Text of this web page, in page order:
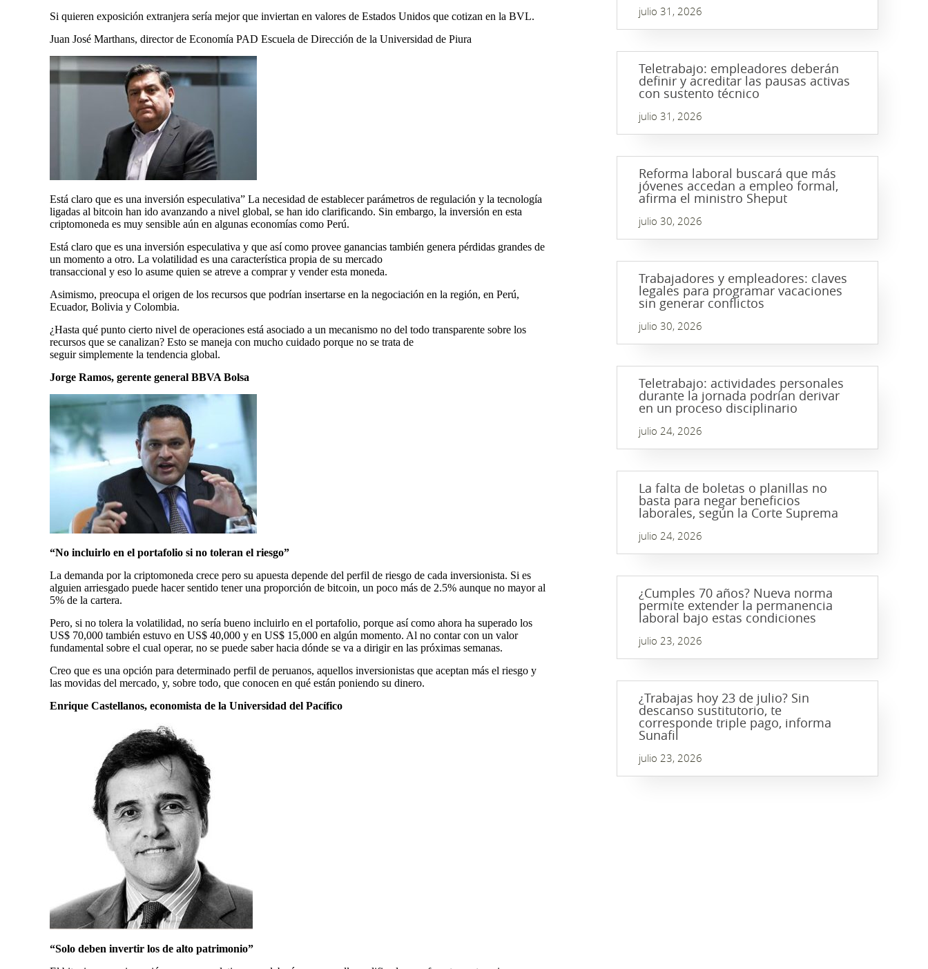
Si quieren exposición extranjera sería mejor que inviertan en valores de Estados Unidos que cotizan en la BVL.
Juan José Marthans, director de Economía PAD Escuela de Dirección de la Universidad de Piura
Está claro que es una inversión especulativa” La necesidad de establecer parámetros de regulación y la tecnología
ligadas al bitcoin han ido avanzando a nivel global, se han ido clarificando. Sin embargo, la inversión en esta
criptomoneda es muy sensible aún en algunas economías como Perú.
Está claro que es una inversión especulativa y que así como provee ganancias también genera pérdidas grandes de
un momento a otro. La volatilidad es una característica propia de su mercado
transaccional y eso lo asume quien se atreve a comprar y vender esta moneda.
Asimismo, preocupa el origen de los recursos que podrían insertarse en la negociación en la región, en Perú,
Ecuador, Bolivia y Colombia.
¿Hasta qué punto cierto nivel de operaciones está asociado a un mecanismo no del todo transparente sobre los
recursos que se canalizan? Esto se maneja con mucho cuidado porque no se trata de
seguir simplemente la tendencia global.
Jorge Ramos, gerente general BBVA Bolsa
“No incluirlo en el portafolio si no toleran el riesgo”
La demanda por la criptomoneda crece pero su apuesta depende del perfil de riesgo de cada inversionista. Si es
alguien arriesgado puede hacer sentido tener una proporción de bitcoin, un poco más de 2.5% aunque no mayor al
5% de la cartera.
Pero, si no tolera la volatilidad, no sería bueno incluirlo en el portafolio, porque así como ahora ha superado los
US$ 70,000 también estuvo en US$ 40,000 y en US$ 15,000 en algún momento. Al no contar con un valor
fundamental sobre el cual operar, no se puede saber hacia dónde se va a dirigir en las próximas semanas.
Creo que es una opción para determinado perfil de peruanos, aquellos inversionistas que aceptan más el riesgo y
las movidas del mercado, y, sobre todo, que conocen en qué están poniendo su dinero.
Enrique Castellanos, economista de la Universidad del Pacífico
“Solo deben invertir los de alto patrimonio”
julio 31, 2026
Teletrabajo: empleadores deberán
definir y acreditar las pausas activas
con sustento técnico
julio 31, 2026
Reforma laboral buscará que más
jóvenes accedan a empleo formal,
afirma el ministro Sheput
julio 30, 2026
Trabajadores y empleadores: claves
legales para programar vacaciones
sin generar conflictos
julio 30, 2026
Teletrabajo: actividades personales
durante la jornada podrían derivar
en un proceso disciplinario
julio 24, 2026
La falta de boletas o planillas no
basta para negar beneficios
laborales, según la Corte Suprema
julio 24, 2026
¿Cumples 70 años? Nueva norma
permite extender la permanencia
laboral bajo estas condiciones
julio 23, 2026
¿Trabajas hoy 23 de julio? Sin
descanso sustitutorio, te
corresponde triple pago, informa
Sunafil
julio 23, 2026